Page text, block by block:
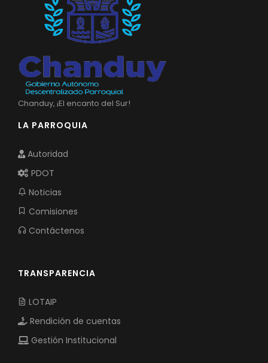
Chanduy, ¡El encanto del Sur!
LA PARROQUIA
Autoridad
PDOT
Noticias
Comisiones
Contáctenos
TRANSPARENCIA
LOTAIP
Rendición de cuentas
Gestión Institucional